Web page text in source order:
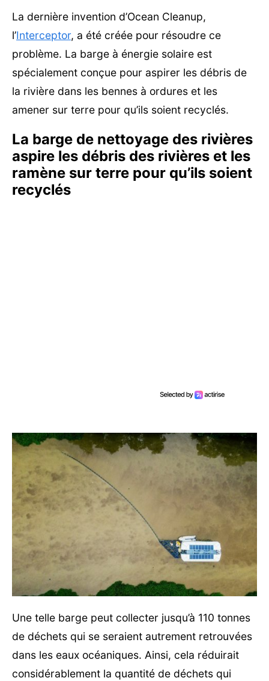
La dernière invention d’Ocean Cleanup,
l’Interceptor, a été créée pour résoudre ce
problème. La barge à énergie solaire est
spécialement conçue pour aspirer les débris de
la rivière dans les bennes à ordures et les
amener sur terre pour qu’ils soient recyclés.
La barge de nettoyage des rivières
aspire les débris des rivières et les
ramène sur terre pour qu’ils soient
recyclés
Une telle barge peut collecter jusqu’à 110 tonnes
de déchets qui se seraient autrement retrouvées
dans les eaux océaniques. Ainsi, cela réduirait
considérablement la quantité de déchets qui